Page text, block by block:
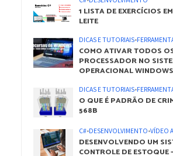
1 LISTA DE EXERCÍCIOS
LEITE
DICAS E TUTORIAIS•
COMO ATIVAR TODOS
PROCESSADOR NO
OPERACIONAL WINDOWS
DICAS E TUTORIAIS•
O QUE É PADRÃO DE
568B
C#•DESENVOLVIMENTO•VÍDEO
DESENVOLVENDO UM
CONTROLE DE ESTOQUE